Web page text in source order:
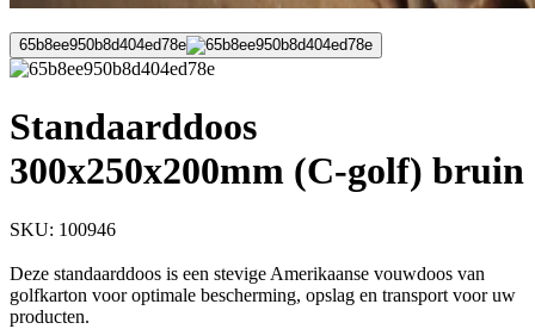
65b8ee950b8d404ed78e
Standaarddoos
300x250x200mm (C-golf) bruin
SKU: 100946
Deze standaarddoos is een stevige Amerikaanse vouwdoos van
golfkarton voor optimale bescherming, opslag en transport voor uw
producten.